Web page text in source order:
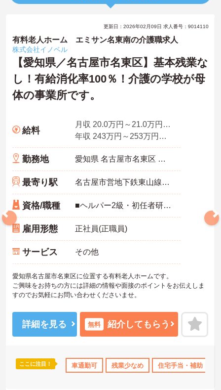
取得サポート 社会保険完備
更新日：2026年02月09日 求人番号：9014110
有料老人ホーム エミサン名東南の介護職求人
株式会社イノベル
【愛知県／名古屋市名東区】基本残業な
し！有給消化率100％！介護の学校が母
体の事業所です。
給料
月収 20.0万円～21.0万円程度 諸手当込 ※夜勤4回モデル
年収 243万円～253万円程度 諸手当込み 賞与別途支給
勤務地 愛知県 名古屋市名東区 極楽4丁目1303番地ジョイ極楽
最寄り駅 名古屋市営地下鉄東山線「本郷(愛知)駅」バス・車10分
資格/職種 ■ヘルパー2級・初任者研修・実務者研修終了者 ■年齢不問
雇用形態 正社員(正職員)
サービス その他
愛知県名古屋市名東区に位置する有料老人ホームです。
ご興味をお持ちの方には詳細の情報や面接のポイントをお伝えしま
すのでお気軽にお問い合わせくださいませ。
詳細を見る 無料 紹介してもらう
ここに注目！ 車通勤可 残業少なめ 住宅手当・補助